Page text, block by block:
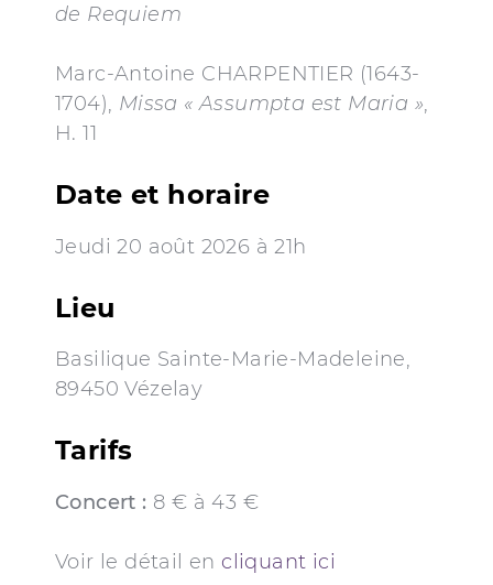
de Requiem
Marc-Antoine CHARPENTIER (1643-
1704), Missa « Assumpta est Maria »,
H. 11
Date et horaire
Jeudi 20 août 2026 à 21h
Lieu
Basilique Sainte-Marie-Madeleine,
89450 Vézelay
Tarifs
Concert : 8 € à 43 €
Voir le détail en cliquant ici